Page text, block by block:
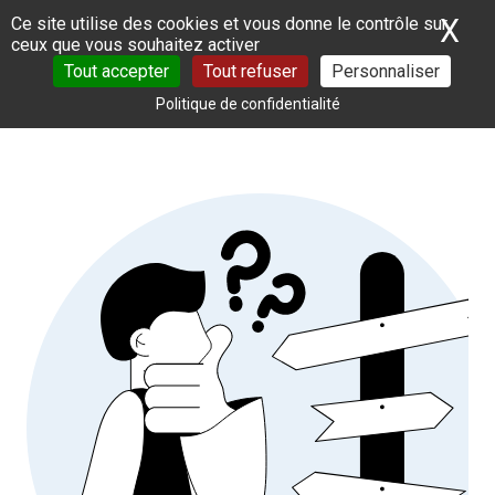
Panneau de gestion des cookies
Ce site utilise des cookies et vous donne le contrôle sur
ceux que vous souhaitez activer
Tout accepter
Tout refuser Personnaliser
Politique de confidentialité
X